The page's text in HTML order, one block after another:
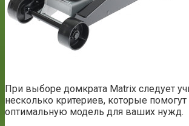
При выборе домкрата Matrix следует
несколько критериев, которые
оптимальную модель для ваших нужд.